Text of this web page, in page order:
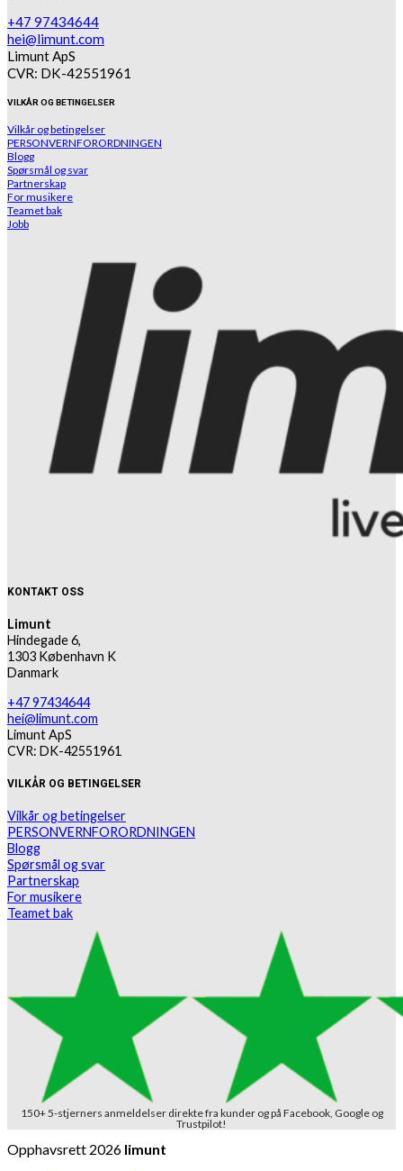
+47 97434644
hei@limunt.com
Limunt ApS
CVR: DK-42551961
VILKÅR OG BETINGELSER
Vilkår og betingelser
PERSONVERNFORORDNINGEN
Blogg
Spørsmål og svar
Partnerskap
For musikere
Teamet bak
Jobb
KONTAKT OSS
Limunt
Hindegade 6,
1303 København K
Danmark
+47 97434644
hei@limunt.com
Limunt ApS
CVR: DK-42551961
VILKÅR OG BETINGELSER
Vilkår og betingelser
PERSONVERNFORORDNINGEN
Blogg
Spørsmål og svar
Partnerskap
For musikere
Teamet bak
150+ 5-stjerners anmeldelser direkte fra kunder og på Facebook, Google og
Trustpilot!
Opphavsrett 2026 limunt